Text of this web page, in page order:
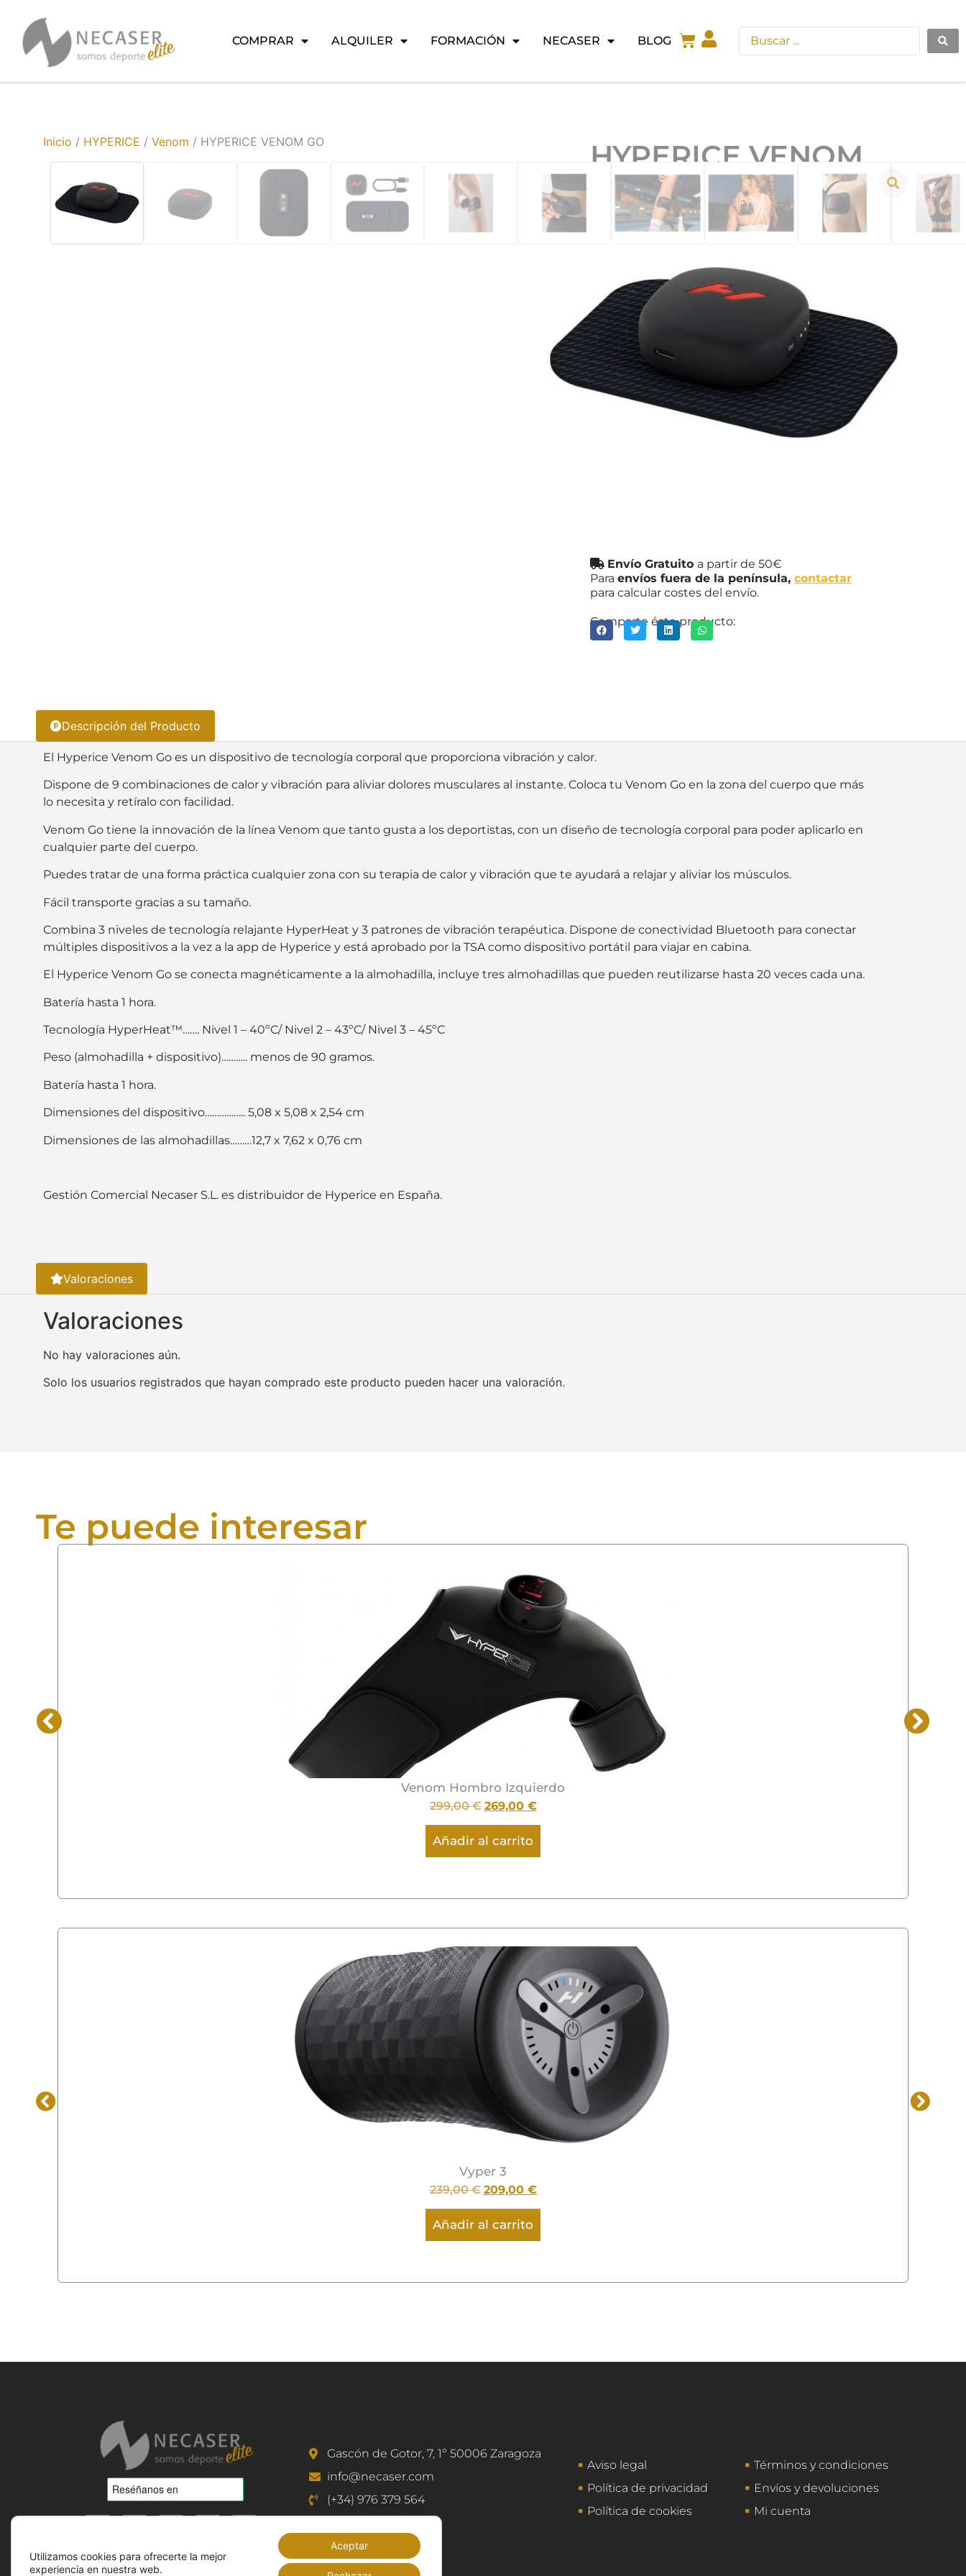
COMPRAR ALQUILER FORMACIÓN NECASER BLOG
Inicio / HYPERICE / Venom / HYPERICE VENOM GO
HYPERICE VENOM
GO
El Venom Go de Hyperice es un revolucionario
dispositivo de tecnología corporal que
versatilidad y personalización inigualables. Elige
entre 9 combinaciones de calor y vibración para
aliviar dolores musculares al instante.
Coloca tu Venom Go en la zona del cuerpo que
más lo necesita y retíralo con facilidad.
179,00€ 129,00
Añadir al carrito
Envío Gratuito a partir de 50€
Paraenvíos fuera de la península,contactar
para calcular costes del envío.
Comparte éste producto:
Descripción del Producto
El Hyperice Venom Go es un dispositivo de tecnología corporal que proporciona vibración y calor.
Dispone de 9 combinaciones de calor y vibración para aliviar dolores musculares al instante. Coloca tu Venom Go en la zona del cuerpo que más
lo necesita y retíralo con facilidad.
Venom Go tiene la innovación de la línea Venom que tanto gusta a los deportistas, con un diseño de tecnología corporal para poder aplicarlo en
cualquier parte del cuerpo.
Puedes tratar de una forma práctica cualquier zona con su terapia de calor y vibración que te ayudará a relajar y aliviar los músculos.
Fácil transporte gracias a su tamaño.
Combina 3 niveles de tecnología relajante HyperHeat y 3 patrones de vibración terapéutica. Dispone de conectividad Bluetooth para conectar
múltiples dispositivos a la vez a la app de Hyperice y está aprobado por la TSA como dispositivo portátil para viajar en cabina.
El Hyperice Venom Go se conecta magnéticamente a la almohadilla, incluye tres almohadillas que pueden reutilizarse hasta 20 veces cada una.
Batería hasta 1 hora.
Tecnología HyperHeat™……. Nivel 1 – 40ºC/ Nivel 2 – 43ºC/ Nivel 3 – 45ºC
Peso (almohadilla + dispositivo)……….. menos de 90 gramos.
Batería hasta 1 hora.
Dimensiones del dispositivo…………….. 5,08 x 5,08 x 2,54 cm
Dimensiones de las almohadillas………12,7 x 7,62 x 0,76 cm
Gestión Comercial Necaser S.L. es distribuidor de Hyperice en España.
Valoraciones
Valoraciones
No hay valoraciones aún.
Solo los usuarios registrados que hayan comprado este producto pueden hacer una valoración.
Te puede interesar
Venom Hombro Izquierdo
299,00€ 269,00 €
Añadir al carrito
Vyper 3
239,00€ 209,00 €
Añadir al carrito
Gascón de Gotor, 7, 1º 50006 Zaragoza
info@necaser.com
(+34) 976 379 564
Aviso legal
Política de privacidad
Política de cookies
Términos y condiciones
Envíos y devoluciones
Mi cuenta
Utilizamos cookies para ofrecerte la mejor
experiencia en nuestra web.
Aceptar